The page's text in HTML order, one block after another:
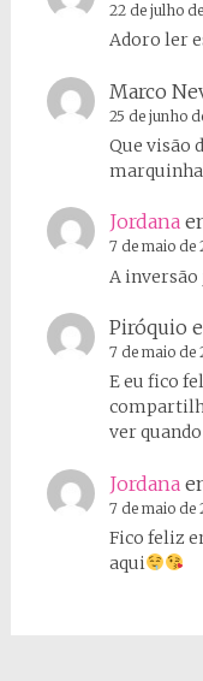
22 de julho
Adoro ler
Marco
25 de junho
Que visão
Jordana
7 de maio de
A inversão
Piróquio
7 de maio de
E eu fico
ver
Jordana
7 de maio de
Fico feliz
aqui